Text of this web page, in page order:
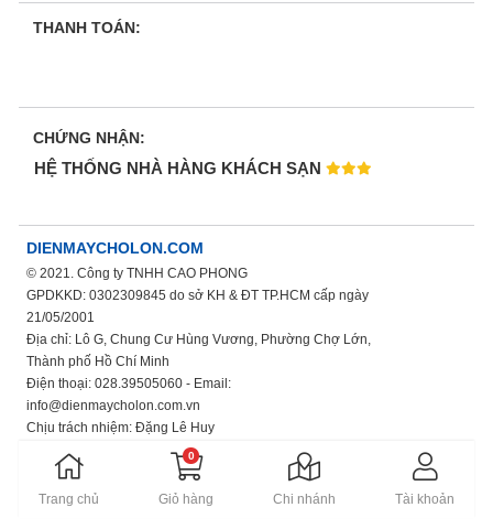
HỆ THỐNG NHÀ HÀNG KHÁCH SẠN
THANH TOÁN:
CHỨNG NHẬN:
DIENMAYCHOLON.COM
© 2021. Công ty TNHH CAO PHONG
GPDKKD: 0302309845 do sở KH & ĐT TP.HCM cấp ngày
21/05/2001
Địa chỉ: Lô G, Chung Cư Hùng Vương, Phường Chợ Lớn,
Thành phố Hồ Chí Minh
Điện thoại: 028.39505060 - Email:
info@dienmaycholon.com.vn
Chịu trách nhiệm: Đặng Lê Huy
Xem thêm chính sách bảo mật thông tin
Trang chủ
0
Giỏ hàng Chi nhánh Tài khoản